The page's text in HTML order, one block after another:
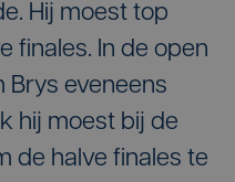
Hij moest top
finales. In de open
Brys eveneens
hij moest bij de
de halve finales te